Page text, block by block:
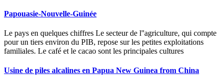
Papouasie-Nouvelle-Guinée
Le pays en quelques chiffres Le secteur de l''agriculture, qui compte
pour un tiers environ du PIB, repose sur les petites exploitations
familiales. Le café et le cacao sont les principales cultures
Usine de piles alcalines en Papua New Guinea from China